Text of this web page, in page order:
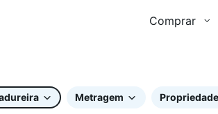
Comprar
Metragem